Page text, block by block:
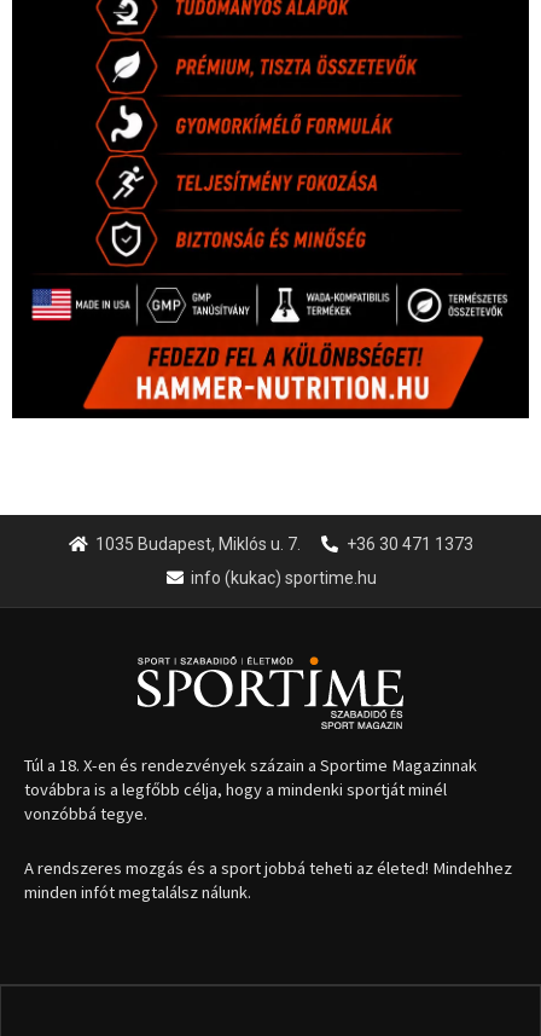
1035 Budapest, Miklós u. 7.
+36 30 471 1373
info (kukac) sportime.hu
Túl a 18. X-en és rendezvények százain a Sportime Magazinnak
továbbra is a legfőbb célja, hogy a mindenki sportját minél
vonzóbbá tegye.
A rendszeres mozgás és a sport jobbá teheti az életed! Mindehhez
minden infót megtalálsz nálunk.